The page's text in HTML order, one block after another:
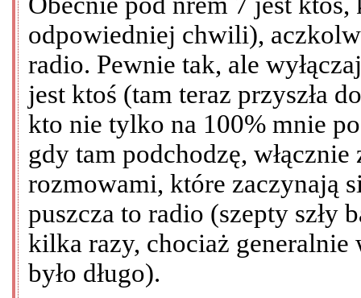
odpowiedniej chwili),
radio. Pewnie tak, ale
jest ktoś (tam teraz przyszła
kto nie tylko na 100% mnie
gdy tam podchodzę,
rozmowami, które zaczynają
puszcza to radio (szepty szły
kilka razy, chociaż generalnie
było długo).